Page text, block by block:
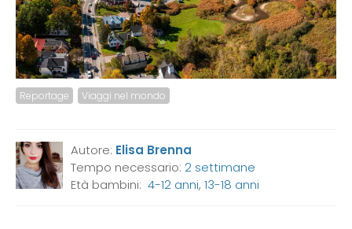
Reportage Viaggi nel mondo
Autore: Elisa Brenna
Tempo necessario: 2 settimane
Età bambini: 4-12 anni, 13-18 anni